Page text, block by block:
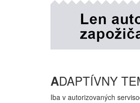
ADAPTÍVNY
Iba v autorizovaných